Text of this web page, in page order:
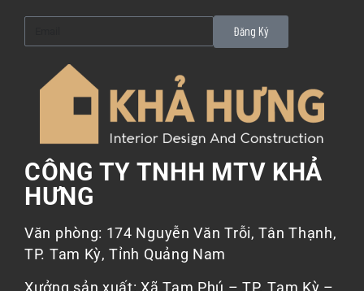
Đăng Ký
CÔNG TY TNHH MTV KHẢ
HƯNG
Văn phòng: 174 Nguyễn Văn Trỗi, Tân Thạnh,
TP. Tam Kỳ, Tỉnh Quảng Nam
Xưởng sản xuất: Xã Tam Phú – TP. Tam Kỳ –